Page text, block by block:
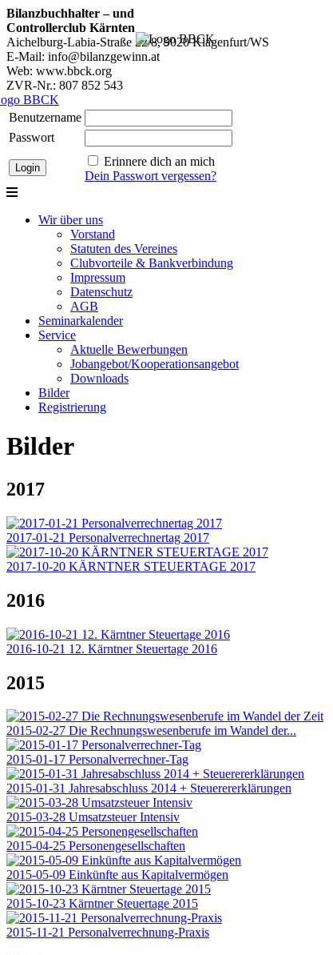
Bilanzbuchhalter – und
Controllerclub Kärnten
Aichelburg-Labia-Straße 22/8, 9020 Klagenfurt/WS
E-Mail: info@bilanzgewinn.at
Web: www.bbck.org
ZVR-Nr.: 807 852 543
Benutzername
Passwort
Erinnere dich an mich
Dein Passwort vergessen?
Wir über uns
Vorstand
Statuten des Vereines
Clubvorteile & Bankverbindung
Impressum
Datenschutz
AGB
Seminarkalender
Service
Aktuelle Bewerbungen
Jobangebot/Kooperationsangebot
Downloads
Bilder
Registrierung
Bilder
2017
2017-01-21 Personalverrechnertag 2017
2017-10-20 KÄRNTNER STEUERTAGE 2017
2016
2016-10-21 12. Kärntner Steuertage 2016
2015
2015-02-27 Die Rechnungswesenberufe im Wandel der...
2015-01-17 Personalverrechner-Tag
2015-01-31 Jahresabschluss 2014 + Steuerererklärungen
2015-03-28 Umsatzsteuer Intensiv
2015-04-25 Personengesellschaften
2015-05-09 Einkünfte aus Kapitalvermögen
2015-10-23 Kärntner Steuertage 2015
2015-11-21 Personalverrechnung-Praxis